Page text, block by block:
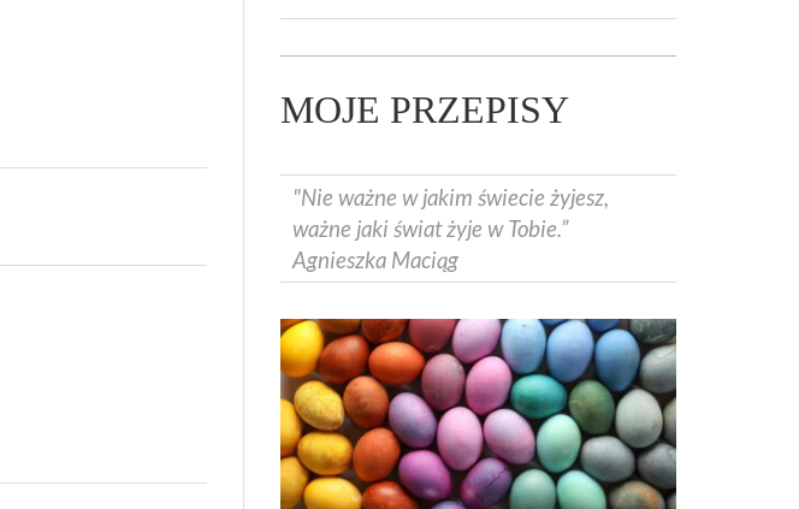
MOJE PRZEPISY
"Nie ważne w jakim świecie żyjesz,
ważne jaki świat żyje w Tobie.”
Agnieszka Maciąg